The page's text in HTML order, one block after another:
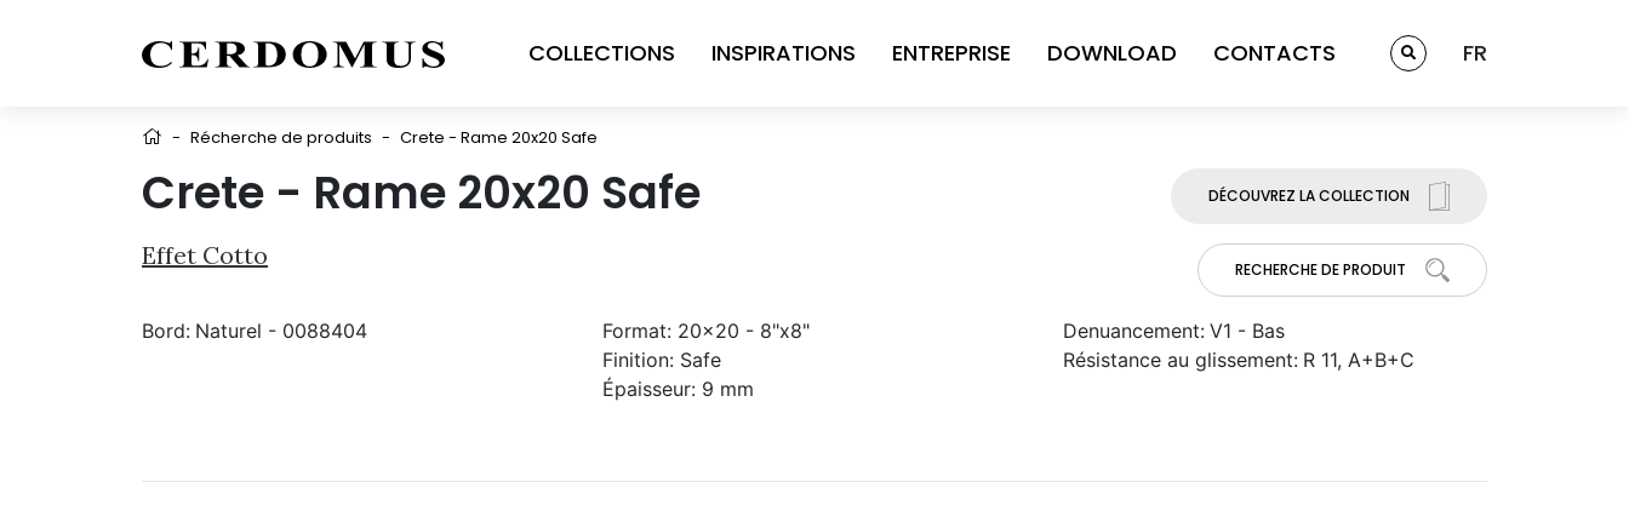
COLLECTIONS INSPIRATIONS ENTREPRISE DOWNLOAD CONTACTS FR
- Récherche de produits - Crete - Rame 20x20 Safe
Crete - Rame 20x20 Safe
Effet Cotto
DÉCOUVREZ LA COLLECTION
RECHERCHE DE PRODUIT
Bord: Naturel - 0088404 Format: 20x20 - 8"x8"
Finition: Safe
Épaisseur: 9 mm
Denuancement: V1 - Bas
Résistance au glissement: R 11, A+B+C